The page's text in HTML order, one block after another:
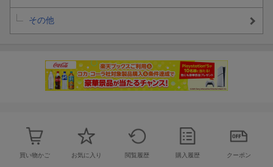
その他
買い物かご お気に入り 閲覧履歴 購入履歴 クーポン